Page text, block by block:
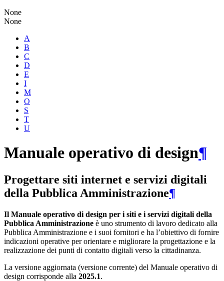
None
None
A
B
C
D
E
I
M
O
S
T
U
Manuale operativo di design¶
Progettare siti internet e servizi digitali
della Pubblica Amministrazione¶
Il Manuale operativo di design per i siti e i servizi digitali della
Pubblica Amministrazione è uno strumento di lavoro dedicato alla
Pubblica Amministrazione e i suoi fornitori e ha l’obiettivo di fornire
indicazioni operative per orientare e migliorare la progettazione e la
realizzazione dei punti di contatto digitali verso la cittadinanza.
La versione aggiornata (versione corrente) del Manuale operativo di
design corrisponde alla 2025.1.